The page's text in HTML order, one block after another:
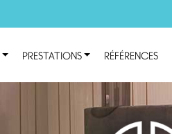
PRESTATIONS RÉFÉRENCES